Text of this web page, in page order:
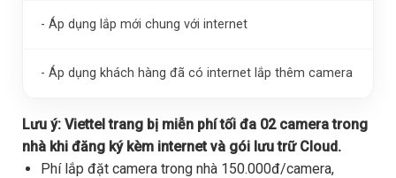
- Áp dụng lắp mới chung với internet
- Áp dụng khách hàng đã có internet lắp thêm camera
Lưu ý: Viettel trang bị miễn phí tối đa 02 camera trong
nhà khi đăng ký kèm internet và gói lưu trữ Cloud.
Phí lắp đặt camera trong nhà 150.000đ/camera,